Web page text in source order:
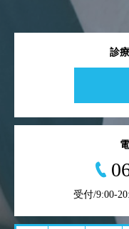
診
受付/9:00-